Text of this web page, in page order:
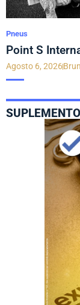
Pneus
Point S
Agosto 6, 2026